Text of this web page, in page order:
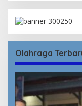
Olahraga